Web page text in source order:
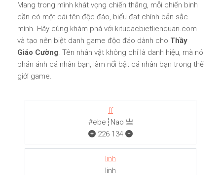
Mang trong mình khát vọng chiến thắng, mỗi chiến binh
cần có một cái tên độc đáo, biểu đạt chính bản sắc
mình. Hãy cùng khám phá với kitudacbietlienquan.com
và tạo nên biệt danh game độc đáo dành cho Thầy
Giáo Cường. Tên nhân vật không chỉ là danh hiệu, mà nó
phản ánh cá nhân bạn, làm nổi bật cá nhân bạn trong thế
giới game.
ff
#ebe┆Nao 亗
226 134
linh
linh